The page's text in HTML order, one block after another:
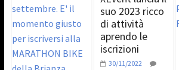
suo 2023 ricco
di attività
aprendo le
iscrizioni
30/11/2022